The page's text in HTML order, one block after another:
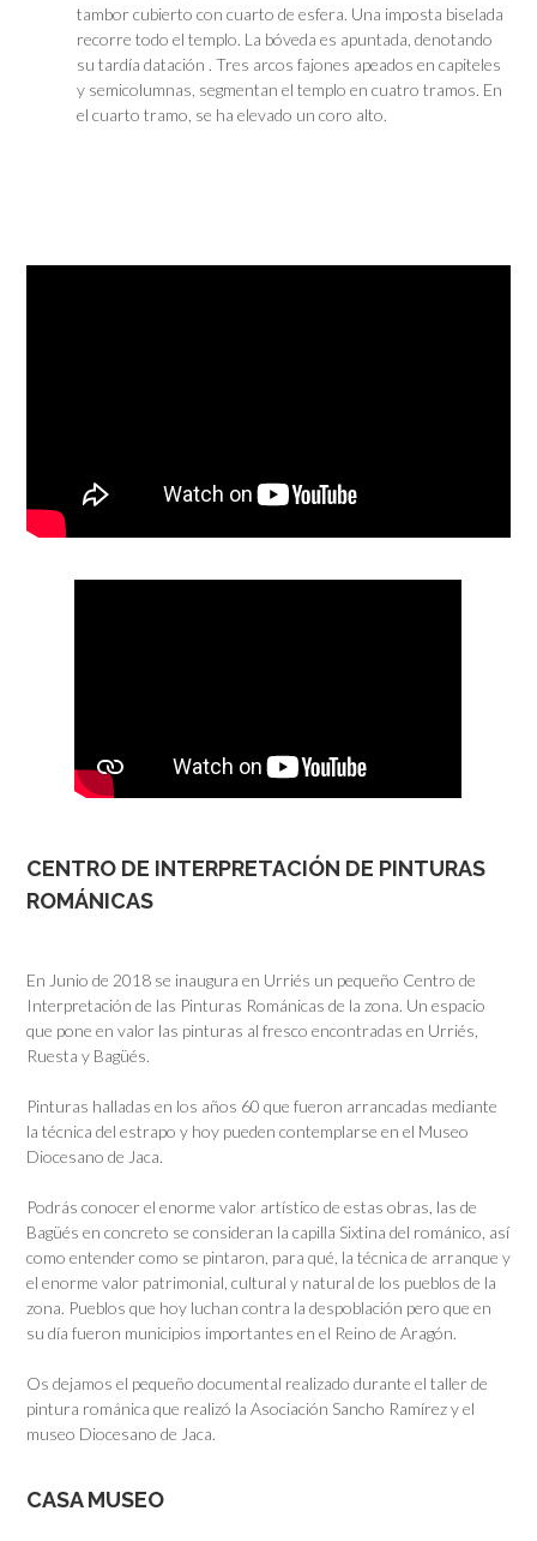
tambor cubierto con cuarto de esfera. Una imposta biselada
recorre todo el templo. La bóveda es apuntada, denotando
su tardía datación . Tres arcos fajones apeados en capiteles
y semicolumnas, segmentan el templo en cuatro tramos. En
el cuarto tramo, se ha elevado un coro alto.
CENTRO DE INTERPRETACIÓN DE PINTURAS
ROMÁNICAS
En Junio de 2018 se inaugura en Urriés un pequeño Centro de
Interpretación de las Pinturas Románicas de la zona. Un espacio
que pone en valor las pinturas al fresco encontradas en Urriés,
Ruesta y Bagüés.
Pinturas halladas en los años 60 que fueron arrancadas mediante
la técnica del estrapo y hoy pueden contemplarse en el Museo
Diocesano de Jaca.
Podrás conocer el enorme valor artístico de estas obras, las de
Bagüés en concreto se consideran la capilla Sixtina del románico, así
como entender como se pintaron, para qué, la técnica de arranque y
el enorme valor patrimonial, cultural y natural de los pueblos de la
zona. Pueblos que hoy luchan contra la despoblación pero que en
su día fueron municipios importantes en el Reino de Aragón.
Os dejamos el pequeño documental realizado durante el taller de
pintura románica que realizó la Asociación Sancho Ramírez y el
museo Diocesano de Jaca.
CASA MUSEO